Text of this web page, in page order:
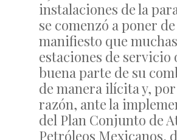
instalaciones de la
se comenzó a poner de
manifiesto que muchas
estaciones de servicio
buena parte de su
de manera ilícita y,
razón, ante la
del Plan Conjunto de
Petróleos Mexicanos,